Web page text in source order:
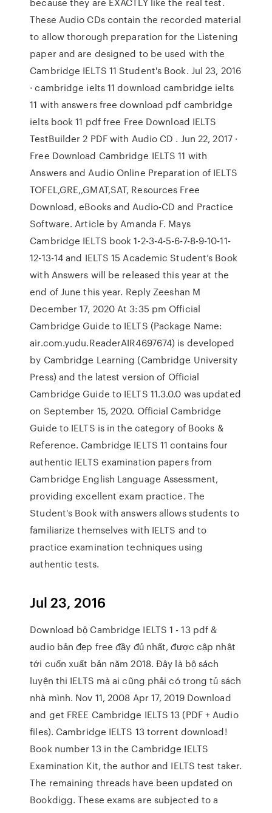
These Audio CDs contain the recorded material
to allow thorough preparation for the Listening
paper and are designed to be used with the
Cambridge IELTS 11 Student's Book. Jul 23, 2016
· cambridge ielts 11 download cambridge ielts
11 with answers free download pdf cambridge
ielts book 11 pdf free Free Download IELTS
TestBuilder 2 PDF with Audio CD . Jun 22, 2017 ·
Free Download Cambridge IELTS 11 with
Answers and Audio Online Preparation of IELTS
TOFEL,GRE,,GMAT,SAT, Resources Free
Download, eBooks and Audio-CD and Practice
Software. Article by Amanda F. Mays
Cambridge IELTS book 1-2-3-4-5-6-7-8-9-10-11-
12-13-14 and IELTS 15 Academic Student’s Book
with Answers will be released this year at the
end of June this year. Reply Zeeshan M
December 17, 2020 At 3:35 pm Official
Cambridge Guide to IELTS (Package Name:
air.com.yudu.ReaderAIR4697674) is developed
by Cambridge Learning (Cambridge University
Press) and the latest version of Official
Cambridge Guide to IELTS 11.3.0.0 was updated
on September 15, 2020. Official Cambridge
Guide to IELTS is in the category of Books &
Reference. Cambridge IELTS 11 contains four
authentic IELTS examination papers from
Cambridge English Language Assessment,
providing excellent exam practice. The
Student's Book with answers allows students to
familiarize themselves with IELTS and to
practice examination techniques using
authentic tests.
Jul 23, 2016
Download bộ Cambridge IELTS 1 - 13 pdf &
audio bản đẹp free đầy đủ nhất, được cập nhật
tới cuốn xuất bản năm 2018. Đây là bộ sách
luyện thi IELTS mà ai cũng phải có trong tủ sách
nhà mình. Nov 11, 2008 Apr 17, 2019 Download
and get FREE Cambridge IELTS 13 (PDF + Audio
files). Cambridge IELTS 13 torrent download!
Book number 13 in the Cambridge IELTS
Examination Kit, the author and IELTS test taker.
The remaining threads have been updated on
Bookdigg. These exams are subjected to a